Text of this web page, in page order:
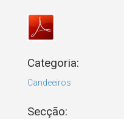
Categoria:
Candeeiros
Secção: